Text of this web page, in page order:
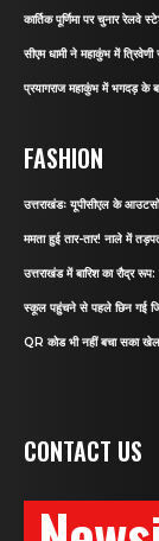
कार्तिक पूर्णिमा पर चुनार रेलवे
सीएम धामी ने महाकुंभ में
प्रयागराज महाकुंभ में भगदड़ के
FASHION
उत्तराखंडः यूपीसीएल के
ममता हुई तार-तार! नाले में
उत्तराखंड में बारिश का रौद्र
स्कूल पहुंचने से पहले छिन गई
QR कोड भी नहीं बचा सका खेल!
CONTACT US